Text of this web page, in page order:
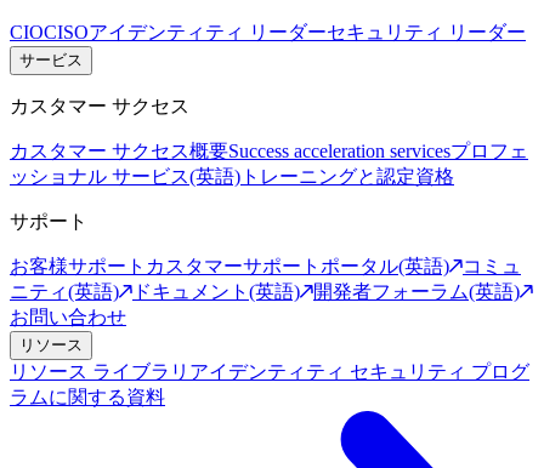
CIOCISOアイデンティティ リーダーセキュリティ リーダー
サービス
カスタマー サクセス
カスタマー サクセス概要Success acceleration servicesプロフェ
ッショナル サービス(英語) トレーニングと認定資格
サポート
お客様サポート カスタマーサポートポータル(英語)
コミュ
ニティ(英語)
ドキュメント(英語)
開発者フォーラム(英語)
お問い合わせ
リソース
リソース ライブラリ アイデンティティ セキュリティ プログ
ラムに関する資料